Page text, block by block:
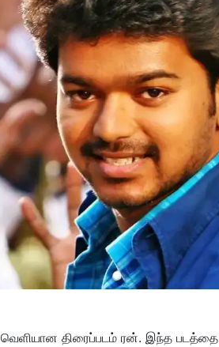
வெளியான திரைப்படம் ரன். இந்த படத்தை